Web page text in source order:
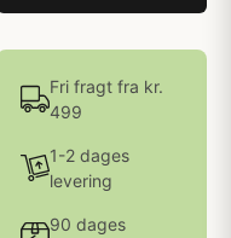
Fri fragt fra kr.
499
1-2 dages
levering
90 dages